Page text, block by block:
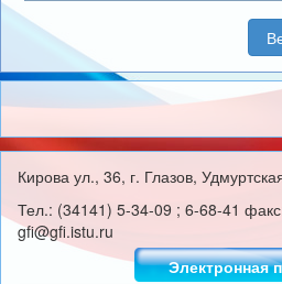
Кирова ул., 36, г. Глазов,
Тел.: (34141) 5-34-09 ; 6-68-41
gfi@gfi.istu.ru
Электронная